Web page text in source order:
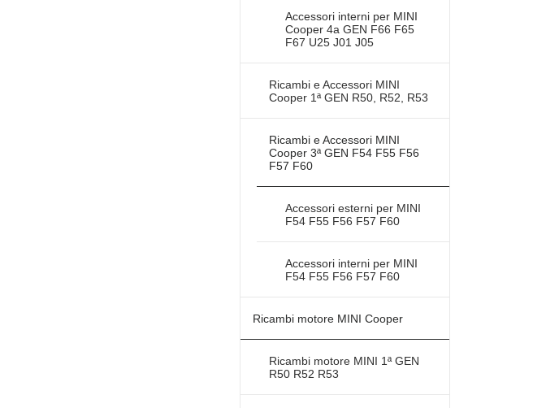
Accessori interni per MINI
Cooper 4a GEN F66 F65
F67 U25 J01 J05
Ricambi e Accessori MINI
Cooper 1ª GEN R50, R52, R53
Ricambi e Accessori MINI
Cooper 3ª GEN F54 F55 F56
F57 F60
Accessori esterni per MINI
F54 F55 F56 F57 F60
Accessori interni per MINI
F54 F55 F56 F57 F60
Ricambi motore MINI Cooper
Ricambi motore MINI 1ª GEN
R50 R52 R53